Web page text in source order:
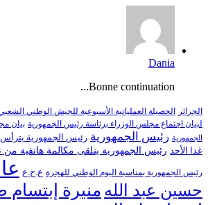
Dania
Bonne continuation...
الجزائر الحصيلة العملياتية الأسبوعية للجيش الوطني
لبيان اجتماع مجلس الوزراء برئاسة رئيس الجمهورية بيان
الجمهورية رئيس الجمهورية رئيس الجمهورية
غدا الأحد رئيس الجمهورية يتلقى مكالمة هاتفية
رئيس الجمهورية بمناسبة اليوم الوطني للهجرة ع.ح.ع
حسين عبد الله منيرة إبتسام